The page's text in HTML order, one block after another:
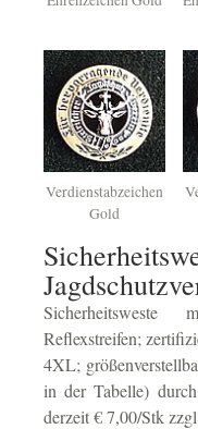
Verdienstabzeichen
Gold
Sicherheitsweste
Reflexstreifen;
4XL;
in der Tabelle)
derzeit € 7,00/Stk